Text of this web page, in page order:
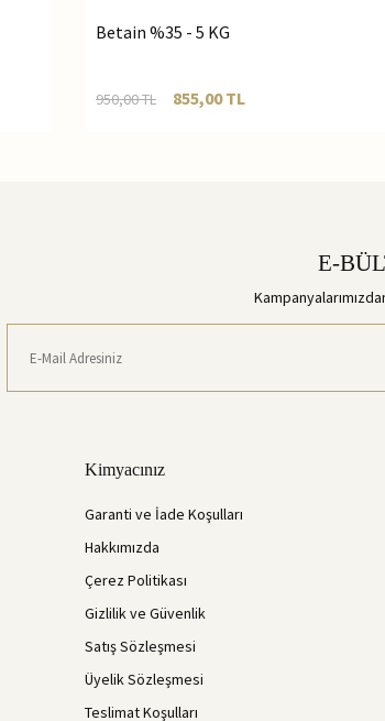
Betain %35 - 5 KG
950,00TL 855,00TL
E-
Kimyacınız
Garanti ve İade Koşulları
Hakkımızda
Çerez Politikası
Gizlilik ve Güvenlik
Satış Sözleşmesi
Üyelik Sözleşmesi
Teslimat Koşulları